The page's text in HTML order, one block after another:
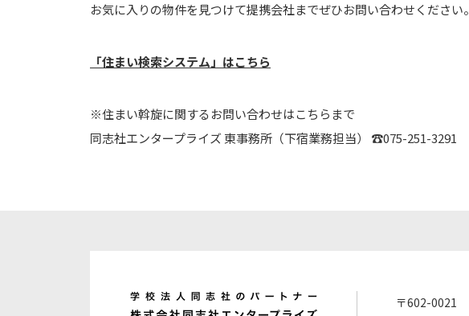
お気に入りの物件を見つけて提携会社までぜひお問い合わせください。
「住まい検索システム」はこちら
※住まい斡旋に関するお問い合わせはこちらまで
同志社エンタープライズ 東事務所（下宿業務担当） ☎075-251-3291
〒602-0021